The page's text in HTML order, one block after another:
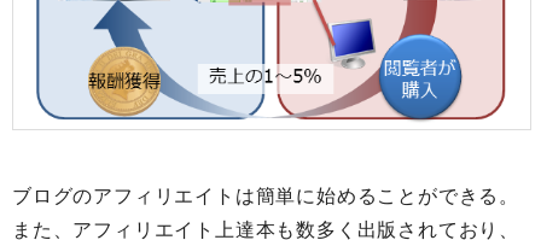
ブログのアフィリエイトは簡単に始めることができる。
また、アフィリエイト上達本も数多く出版されており、